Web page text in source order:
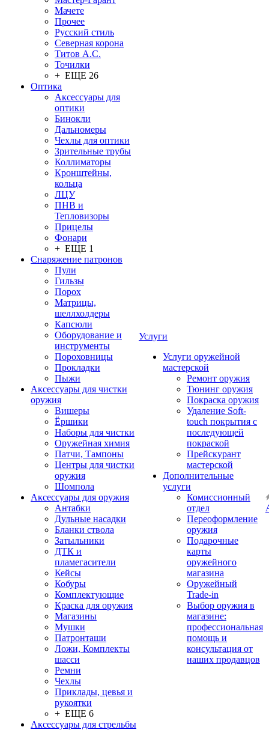
Мачете
Прочее
Русский стиль
Северная корона
Титов А.С.
Точилки
+ ЕЩЕ 26
Оптика
Аксессуары для
оптики
Бинокли
Дальномеры
Чехлы для оптики
Зрительные трубы
Коллиматоры
Кронштейны,
кольца
ЛЦУ
ПНВ и
Тепловизоры
Прицелы
Фонари
+ ЕЩЕ 1
Снаряжение патронов
Пули
Гильзы
Порох
Матрицы,
шеллхолдеры
Капсюли
Оборудование и
инструменты
Пороховницы
Прокладки
Пыжи
Аксессуары для чистки
оружия
Вишеры
Ёршики
Наборы для чистки
Оружейная химия
Патчи, Тампоны
Центры для чистки
оружия
Шомпола
Аксессуары для оружия
Антабки
Дульные насадки
Бланки ствола
Затыльники
ДТК и
пламегасители
Кейсы
Кобуры
Комплектующие
Краска для оружия
Магазины
Мушки
Патронташи
Ложи, Комплекты
шасси
Ремни
Чехлы
Приклады, цевья и
рукоятки
+ ЕЩЕ 6
Аксессуары для стрельбы
Услуги
Услуги оружейной
мастерской
Ремонт оружия
Тюнинг оружия
Покраска оружия
Удаление Soft-
touch покрытия с
последующей
покраской
Прейскурант
мастерской
Дополнительные
услуги
Комиссионный
отдел
Переоформление
оружия
Подарочные
карты
оружейного
магазина
Оружейный
Trade-in
Выбор оружия в
магазине:
профессиональная
помощь и
консультация от
наших продавцов